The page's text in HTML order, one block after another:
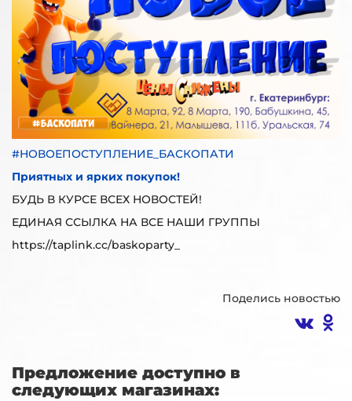
#НОВОЕПОСТУПЛЕНИЕ_БАСКОПАТИ
Приятных и ярких покупок!
БУДЬ В КУРСЕ ВСЕХ НОВОСТЕЙ!
ЕДИНАЯ ССЫЛКА НА ВСЕ НАШИ ГРУППЫ
https://taplink.cc/baskoparty_
Поделись новостью
Предложение доступно в
следующих магазинах: